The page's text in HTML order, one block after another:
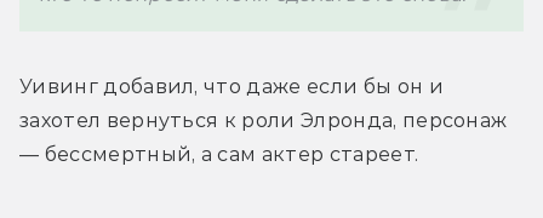
Уивинг добавил, что даже если бы он и
захотел вернуться к роли Элронда, персонаж
— бессмертный, а сам актер стареет.